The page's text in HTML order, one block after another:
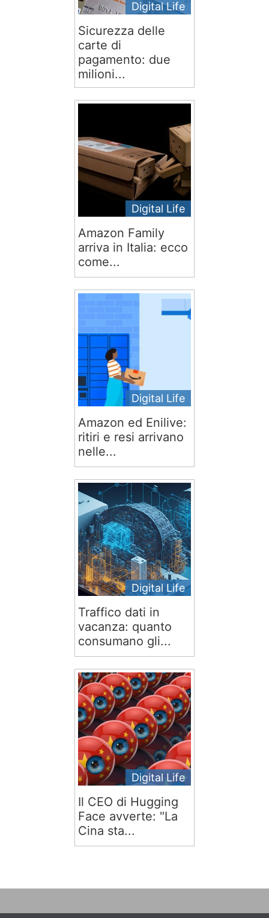
Digital Life
Sicurezza delle
carte di
pagamento: due
milioni...
Digital Life
Amazon Family
arriva in Italia: ecco
come...
Digital Life
Amazon ed Enilive:
ritiri e resi arrivano
nelle...
Digital Life
Traffico dati in
vacanza: quanto
consumano gli...
Digital Life
Il CEO di Hugging
Face avverte: "La
Cina sta...